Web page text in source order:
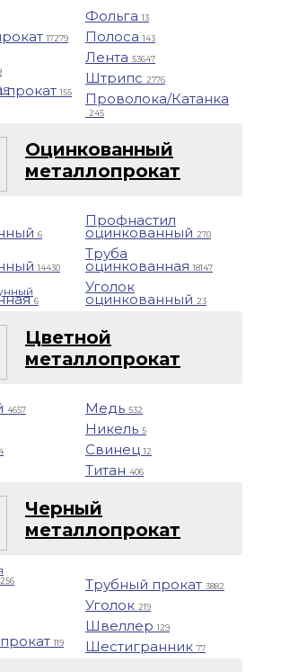
прокат17279
прокат155
Фольга13
Полоса143
Лента 53647
Штрипс 2776
Проволока/Катанка
245
Оцинкованный
металлопрокат
6
14430
6
Профнастил
оцинкованный 270
Труба
оцинкованная18147
Уголок
оцинкованный 23
Цветной
металлопрокат
4657 Медь 532
Никель 5
Свинец12
Титан 406
Черный
металлопрокат
256
119
Трубный прокат 3882
Уголок 219
Швеллер129
Шестигранник 77